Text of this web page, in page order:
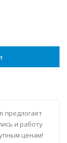
предлогает
и работу
ценам!